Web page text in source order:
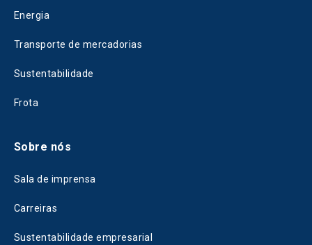
Energia
Transporte de mercadorias
Sustentabilidade
Frota
Sobre nós
Sala de imprensa
Carreiras
Sustentabilidade empresarial